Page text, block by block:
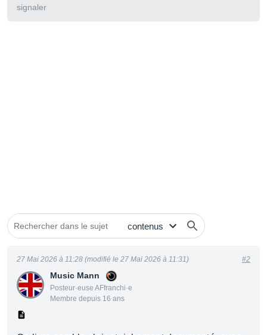
signaler
Music Mann
Posteur·euse AFfranchi·e
Membre depuis 16 ans
27 Mai 2026 à 11:28 (modifié le 27 Mai 2026 à 11:31) #2